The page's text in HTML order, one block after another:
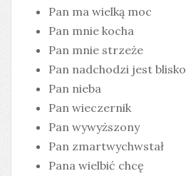
Pan ma wielką moc
Pan mnie kocha
Pan mnie strzeże
Pan nadchodzi jest blisko
Pan nieba
Pan wieczernik
Pan wywyższony
Pan zmartwychwstał
Pana wielbić chcę